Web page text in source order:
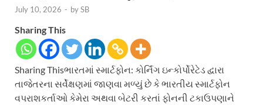
July 10, 2026 - bySB
Sharing This
Sharing Thisભારતમાં સ્માર્ટફોન: કોર્નિંગ ઇન્કોર્પોરેટેડ દ્વારા
તાજેતરના સર્વેક્ષણમાં જાણવા મળ્યું છે કે ભારતીય સ્માર્ટફોન
વપરાશકર્તાઓ કેમેરા અથવા બેટરી કરતાં ફોનની ટકાઉપણાને